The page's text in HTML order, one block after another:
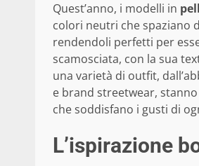
Quest’anno, i modelli in
colori neutri che spaziano
rendendoli perfetti per
scamosciata, con la sua
una varietà di outfit,
e brand streetwear,
che soddisfano i gusti di
L’ispirazione